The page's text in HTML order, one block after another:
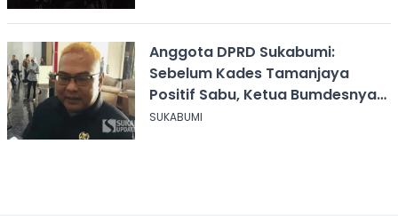
Anggota DPRD Sukabumi:
Sebelum Kades Tamanjaya
Positif Sabu, Ketua Bumdesnya
Juga Terjerat Dugaan Narkoba
SUKABUMI